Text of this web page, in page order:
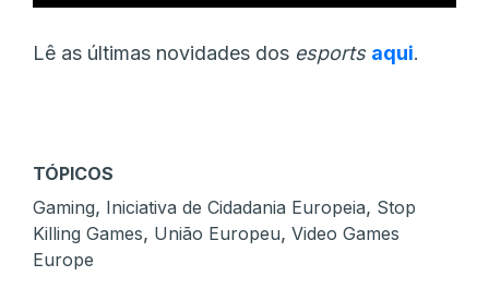
Lê as últimas novidades dos esports aqui.
TÓPICOS
Gaming, Iniciativa de Cidadania Europeia, Stop
Killing Games, União Europeu, Video Games
Europe